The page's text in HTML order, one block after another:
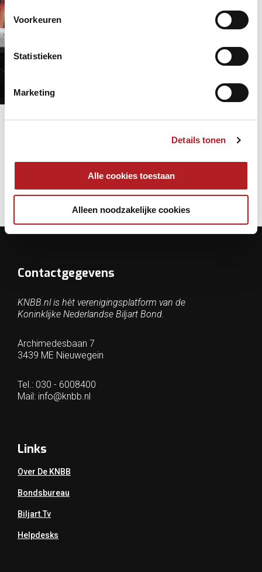
Voorkeuren
Statistieken
Marketing
Details tonen
Alle cookies toestaan
Alleen noodzakelijke cookies
World Cup Veghel
World Cup Veghel
Paul Bruijstens (58): puur genieten
Pagina's
‹ vorige
1 2 3 4
Contactgegevens
KNBB.nl is hèt verenigingsplatform van de
Koninklijke Nederlandse Biljart Bond.
Archimedesbaan 7
3439 ME Nieuwegein
Tel.: 030 - 6008400
Mail: info@knbb.nl
Links
Over De KNBB
Bondsbureau
Biljart.tv
Helpdesks